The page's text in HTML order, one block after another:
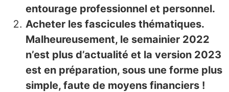
entourage professionnel et personnel.
Acheter les fascicules thématiques.
Malheureusement, le semainier 2022
n’est plus d’actualité et la version 2023
est en préparation, sous une forme plus
simple, faute de moyens financiers !